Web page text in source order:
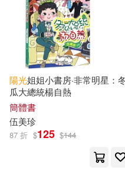
（美）喬治·R.R.馬丁
（美）彼得·德魯克(59)
BAGUS(58)
爆ヤバDIGITAL写真集
中國宇航出版社(402)
說頻文化(402)
湖北少年兒童出版社
中國鐵道出版社(400)
天津科技翻譯出版公
陽光姐姐小書房·非常明星：
瓜大總統楊自熱
簡體書
伍美珍
87 折 $125 $144